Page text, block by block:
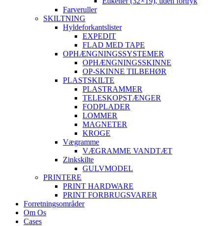
Farveruller
SKILTNING
Hyldeforkantslister
EXPEDIT
FLAD MED TAPE
OPHÆNGNINGSSYSTEMER
OPHÆNGNINGSSKINNE
OP-SKINNE TILBEHØR
PLASTSKILTE
PLASTRAMMER
TELESKOPSTÆNGER
FODPLADER
LOMMER
MAGNETER
KROGE
Vægramme
VÆGRAMME VANDTÆT
Zinkskilte
GULVMODEL
PRINTERE
PRINT HARDWARE
PRINT FORBRUGSVARER
Forretningsområder
Om Os
Cases